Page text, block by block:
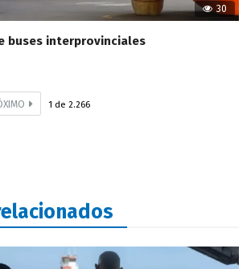
30
buses interprovinciales
1 de 2.266